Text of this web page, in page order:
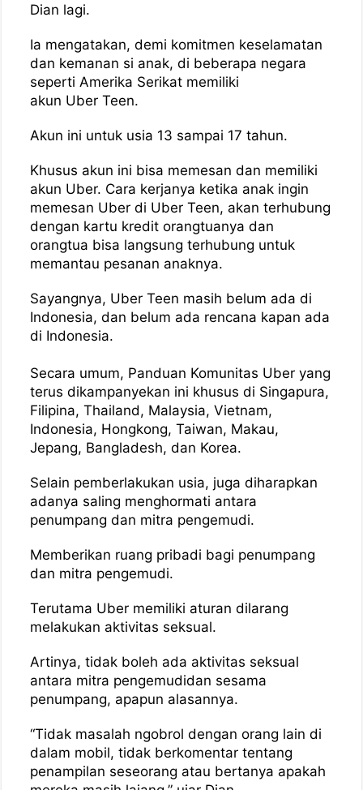
Dian lagi.
Ia mengatakan, demi komitmen keselamatan
dan kemanan si anak, di beberapa negara
seperti Amerika Serikat memiliki
akun Uber Teen.
Akun ini untuk usia 13 sampai 17 tahun.
Khusus akun ini bisa memesan dan memiliki
akun Uber. Cara kerjanya ketika anak ingin
memesan Uber di Uber Teen, akan terhubung
dengan kartu kredit orangtuanya dan
orangtua bisa langsung terhubung untuk
memantau pesanan anaknya.
Sayangnya, Uber Teen masih belum ada di
Indonesia, dan belum ada rencana kapan ada
di Indonesia.
Secara umum, Panduan Komunitas Uber yang
terus dikampanyekan ini khusus di Singapura,
Filipina, Thailand, Malaysia, Vietnam,
Indonesia, Hongkong, Taiwan, Makau,
Jepang, Bangladesh, dan Korea.
Selain pemberlakukan usia, juga diharapkan
adanya saling menghormati antara
penumpang dan mitra pengemudi.
Memberikan ruang pribadi bagi penumpang
dan mitra pengemudi.
Terutama Uber memiliki aturan dilarang
melakukan aktivitas seksual.
Artinya, tidak boleh ada aktivitas seksual
antara mitra pengemudidan sesama
penumpang, apapun alasannya.
“Tidak masalah ngobrol dengan orang lain di
dalam mobil, tidak berkomentar tentang
penampilan seseorang atau bertanya apakah